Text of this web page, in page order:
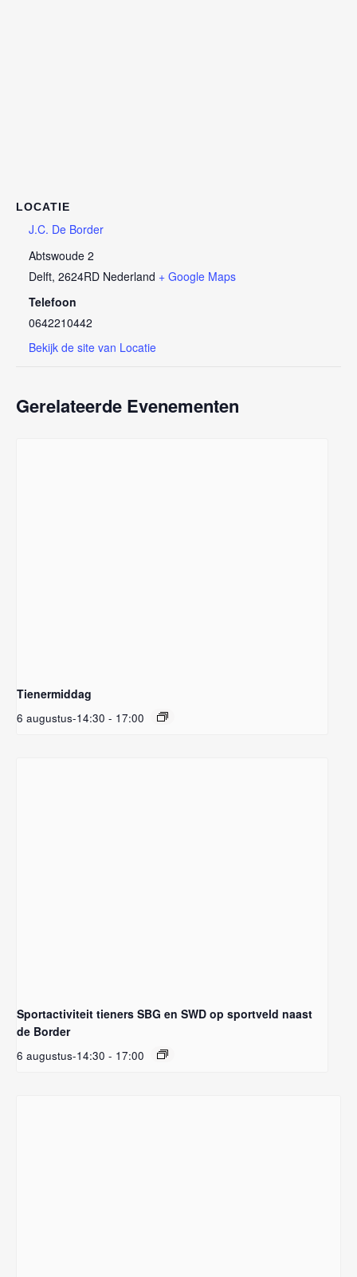
LOCATIE
J.C. De Border
Abtswoude 2
Delft, 2624RD Nederland + Google Maps
Telefoon
0642210442
Bekijk de site van Locatie
Gerelateerde Evenementen
Tienermiddag
6 augustus-14:30 - 17:00
Sportactiviteit tieners SBG en SWD op sportveld naast
de Border
6 augustus-14:30 - 17:00